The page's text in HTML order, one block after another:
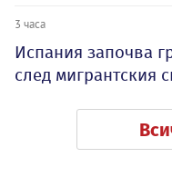
3 часа
Испания започва
след мигрантския